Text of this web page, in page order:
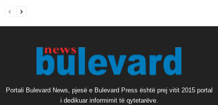
Portali Bulevard News, pjesë e Bulevard Press është prej vitit 2015 portal
i dedikuar informimit të qytetarëve.